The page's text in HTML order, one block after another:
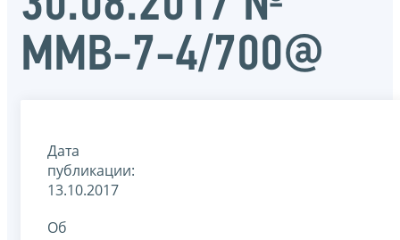
ММВ-7-4/700@
Дата
публикации:
13.10.2017
Об